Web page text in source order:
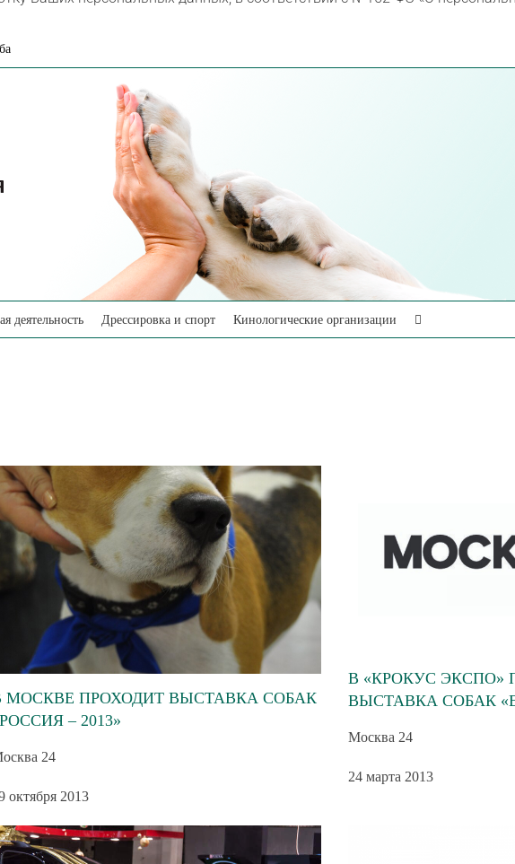
деятельность Дрессировка и спорт Кинологические организации
МОСКВЕ ПРОХОДИТ ВЫСТАВКА СОБАК
– 2013»
24
октября 2013
В «КРОКУС ЭКСПО»
ВЫСТАВКА СОБАК
Москва 24
24 марта 2013